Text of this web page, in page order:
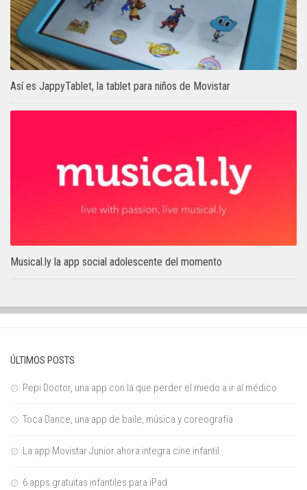
Así es JappyTablet, la tablet para niños de Movistar
Musical.ly la app social adolescente del momento
ÚLTIMOS POSTS
Pepi Doctor, una app con la que perder el miedo a ir al médico
Toca Dance, una app de baile, música y coreografía
La app Movistar Junior ahora integra cine infantil
6 apps gratuitas infantiles para iPad